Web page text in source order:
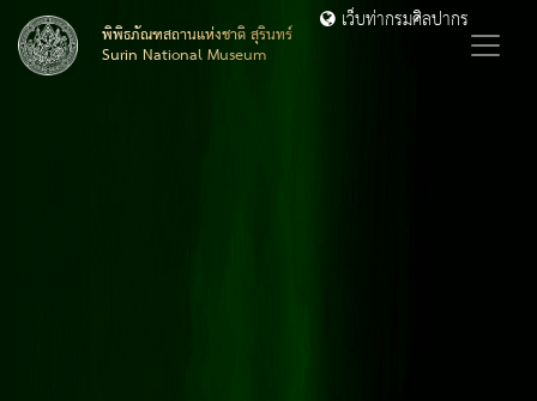
พิพิธภัณฑสถานแห่งชาติ สุรินทร์
Surin National Museum
เว็บท่ากรมศิลปากร